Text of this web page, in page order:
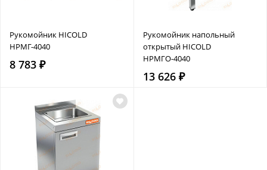
Рукомойник HICOLD
НРМГ-4040
8 783 ₽
Рукомойник напольный
открытый HICOLD
НРМГО-4040
13 626 ₽